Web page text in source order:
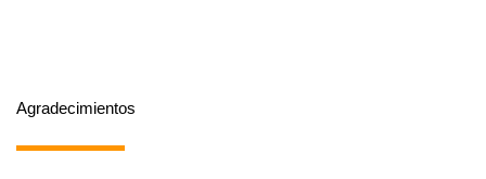
Agradecimientos